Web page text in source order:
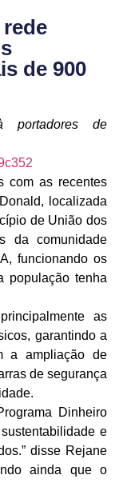
de 900
portadores de
com as recentes
localizada
de União dos
da comunidade
funcionando os
população tenha
as
garantindo a
a ampliação de
de segurança
Dinheiro
e
disse Rejane
ainda que o